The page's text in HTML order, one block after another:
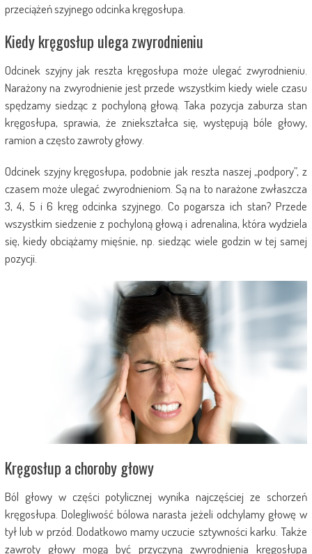
przeciążeń szyjnego odcinka kręgosłupa.
Kiedy kręgosłup ulega zwyrodnieniu
Odcinek szyjny jak reszta kręgosłupa może ulegać zwyrodnieniu.
Narażony na zwyrodnienie jest przede wszystkim kiedy wiele czasu
spędzamy siedząc z pochyloną głową. Taka pozycja zaburza stan
kręgosłupa, sprawia, że zniekształca się, występują bóle głowy,
ramion a często zawroty głowy.
Odcinek szyjny kręgosłupa, podobnie jak reszta naszej „podpory”, z
czasem może ulegać zwyrodnieniom. Są na to narażone zwłaszcza
3, 4, 5 i 6 kręg odcinka szyjnego. Co pogarsza ich stan? Przede
wszystkim siedzenie z pochyloną głową i adrenalina, która wydziela
się, kiedy obciążamy mięśnie, np. siedząc wiele godzin w tej samej
pozycji.
Kręgosłup a choroby głowy
Ból głowy w części potylicznej wynika najczęściej ze schorzeń
kręgosłupa. Dolegliwość bólowa narasta jeżeli odchylamy głowę w
tył lub w przód. Dodatkowo mamy uczucie sztywności karku. Także
zawroty głowy mogą być przyczyną zwyrodnienia kręgosłupa